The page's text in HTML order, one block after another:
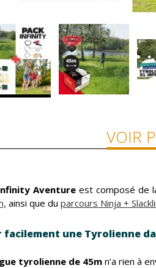
VOIR
Aventureest composé de
ainsi que du parcours Ninja +
facilement une Tyrolienne
tyrolienne de 45m n’a rien à